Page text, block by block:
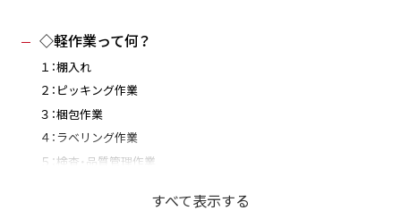
◇軽作業って何？
１：棚入れ
２：ピッキング作業
３：梱包作業
４：ラベリング作業
５：検査・品質管理作業
◇なんで時給が高くなるのか？
すべて表示する